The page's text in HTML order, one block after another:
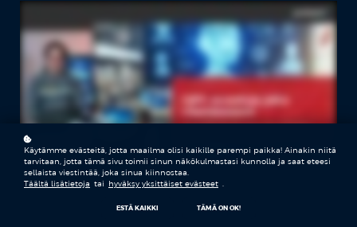
Käytämme evästeitä, jotta maailma olisi kaikille parempi paikka! Ainakin niitä
tarvitaan, jotta tämä sivu toimii sinun näkökulmastasi kunnolla ja saat eteesi
sellaista viestintää, joka sinua kiinnostaa.
Täältä lisätietoja tai hyväksy yksittäiset evästeet
ESTÄ KAIKKI TÄMÄ ON OK!